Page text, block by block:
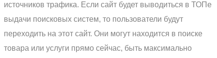
источников трафика. Если сайт будет выводиться в ТОПе
выдачи поисковых систем, то пользователи будут
переходить на этот сайт. Они могут находится в поиске
товара или услуги прямо сейчас, быть максимально